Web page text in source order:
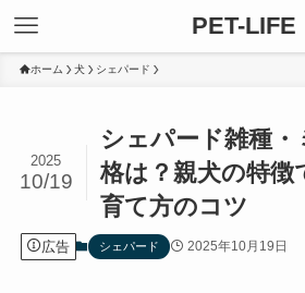
PET-LIFE
ホーム 犬 シェパード
シェパード雑種
格は？親犬の特徴
育て方のコツ
2025
10/19
広告 シェパード 2025年10月19日